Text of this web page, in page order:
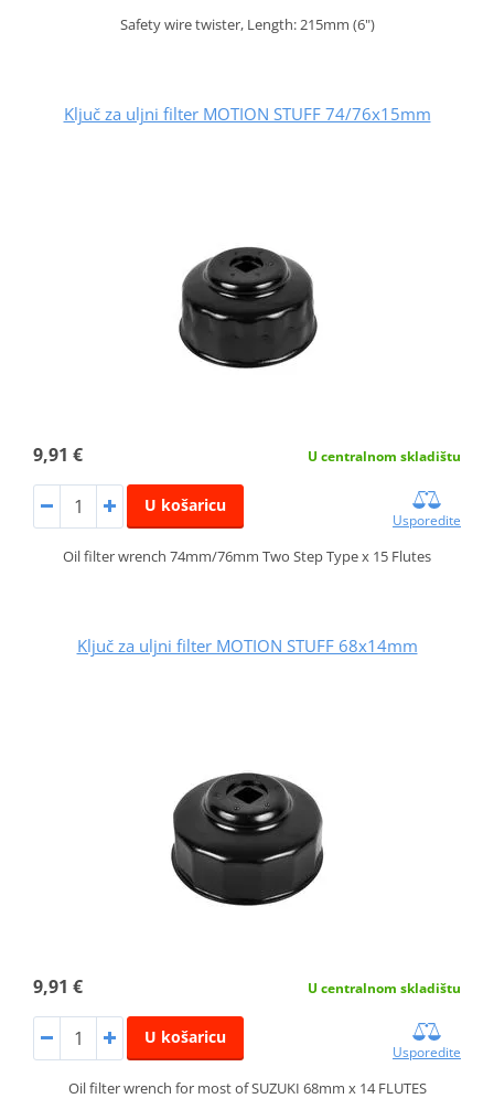
Safety wire twister, Length: 215mm (6")
Ključ za uljni filter MOTION STUFF 74/76x15mm
9,91 € U centralnom skladištu
U košaricu
Usporedite
Oil filter wrench 74mm/76mm Two Step Type x 15 Flutes
Ključ za uljni filter MOTION STUFF 68x14mm
9,91 € U centralnom skladištu
U košaricu
Usporedite
Oil filter wrench for most of SUZUKI 68mm x 14 FLUTES